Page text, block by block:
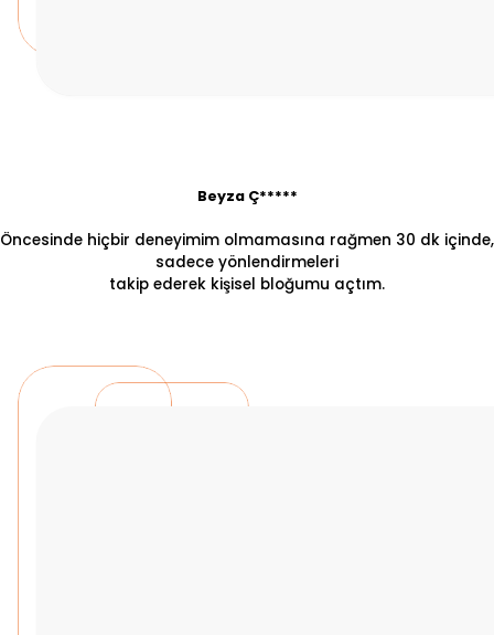
Beyza Ç*****
Öncesinde hiçbir deneyimim olmamasına rağmen 30 dk içinde,
sadece yönlendirmeleri
takip ederek kişisel bloğumu açtım.